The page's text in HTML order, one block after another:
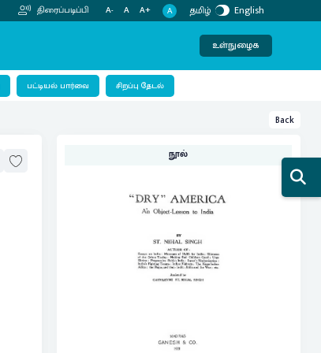
திரைப்படிப்பி A- A A+ A தமிழ் English
உள்நுழைக
பட்டியல் பார்வை சிறப்பு தேடல்
Back
நூல்